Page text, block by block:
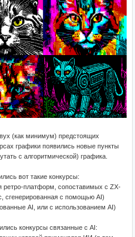
(как минимум) предстоящих
графики появились новые пункты
с алгоритмической) графика.
вот такие конкурсы:
ретро-платформ, сопоставимых с ZX-
сгенерированная с помощью AI)
AI, или с использованием AI)
конкурсы связанные с AI: